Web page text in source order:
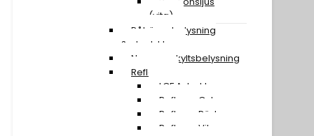
(vita)
Påhängsbelysning
& ploglyktor
Nummerskyltsbelysning
Reflexer
LGF A-traktor
Reflexer Gula
Reflexer Röda
Reflexer Vita